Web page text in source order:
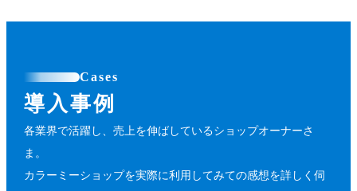
Cases
導入事例
各業界で活躍し、売上を伸ばしているショップオーナーさ
ま。
カラーミーショップを実際に利用してみての感想を詳しく伺